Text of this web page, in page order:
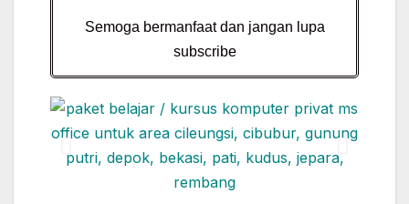
Semoga bermanfaat dan jangan lupa
subscribe